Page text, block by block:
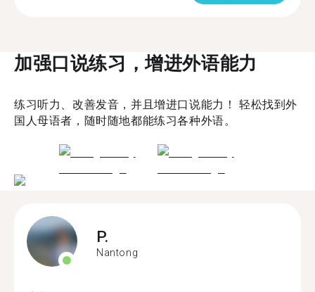
加强口说练习，增进外语能力
练习听力、改善发音，并且增进口说能力！ 轻松找到外
国人母语者，随时随地都能练习各种外语。
P.
Nantong